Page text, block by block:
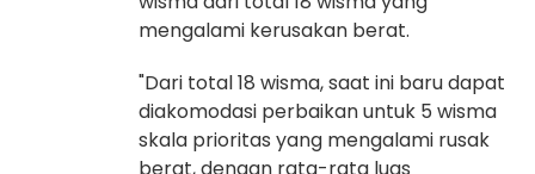
mengalami kerusakan berat.
"Dari total 18 wisma, saat ini baru dapat
diakomodasi perbaikan untuk 5 wisma
skala prioritas yang mengalami rusak